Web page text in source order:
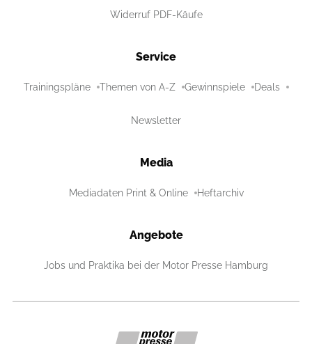
Widerruf PDF-Käufe
Service
Trainingspläne Themen von A-Z Gewinnspiele Deals
Newsletter
Media
Mediadaten Print & Online Heftarchiv
Angebote
Jobs und Praktika bei der Motor Presse Hamburg